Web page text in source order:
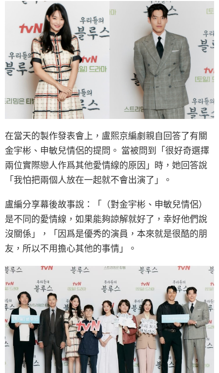
在當天的製作發表會上，盧熙京編劇親自回答了有關
金宇彬、申敏兒情侶的提問。 當被問到「很好奇選擇
兩位實際戀人作爲其他愛情線的原因」時，她回答說
「我怕把兩個人放在一起就不會出演了」。
盧編分享幕後故事說：「（對金宇彬、申敏兒情侶）
是不同的愛情線，如果能夠諒解就好了，幸好他們說
沒關係」，「因爲是優秀的演員，本來就是很酷的朋
友，所以不用擔心其他的事情」。